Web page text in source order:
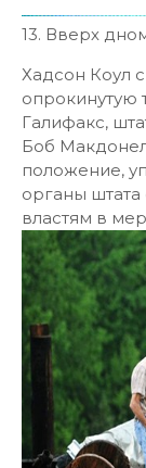
13. Вверх
Хадсон Коул
опрокинутую
Галифакс,
Боб
положение,
органы
властям в